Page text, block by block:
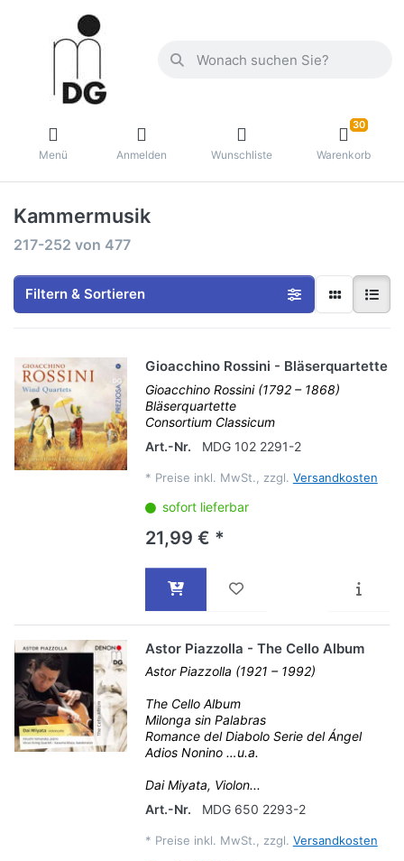
Menü Anmelden Wunschliste
30
Warenkorb
Kammermusik
217-252 von 477
Filtern & Sortieren
Gioacchino Rossini - Bläserquartette
Gioacchino Rossini (1792 – 1868)
Bläserquartette
Consortium Classicum
Art.-Nr.
MDG 102 2291-2
* Preise inkl. MwSt., zzgl. Versandkosten
sofort lieferbar
21,99 € *
Astor Piazzolla - The Cello Album
Astor Piazzolla (1921 – 1992)
The Cello Album
Milonga sin Palabras
Romance del Diabolo Serie del Ángel
Adios Nonino …u.a.
Dai Miyata, Violon...
Art.-Nr.
MDG 650 2293-2
* Preise inkl. MwSt., zzgl. Versandkosten